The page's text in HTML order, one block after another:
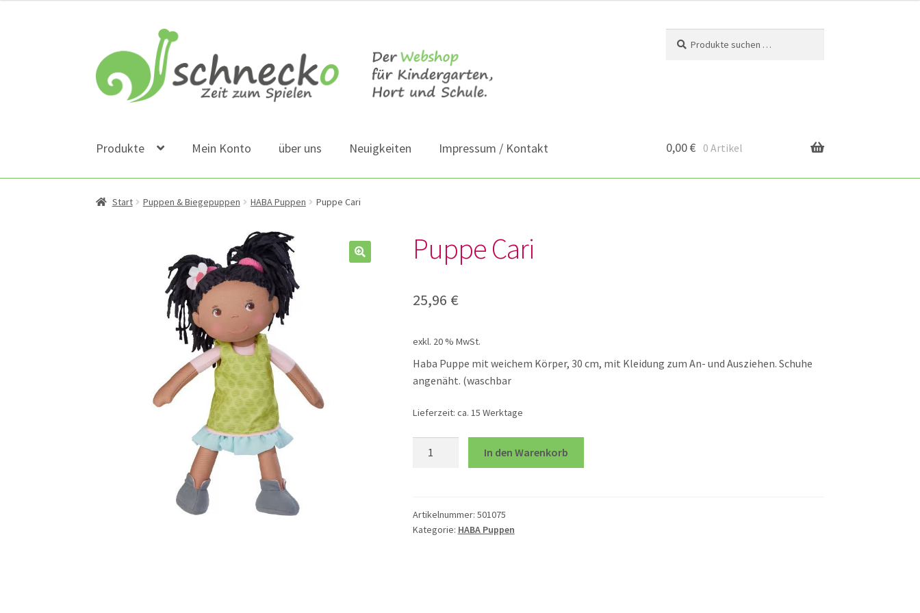
Navigation
springen
Inhalt
springen
nach:
Produkte Mein Konto über uns Neuigkeiten Impressum / Kontakt 0,00€ 0 Artikel
Start Puppen & Biegepuppen HABA Puppen Puppe Cari
Puppe Cari
25,96 €
exkl. 20 % MwSt.
Haba Puppe mit weichem Körper, 30 cm, mit Kleidung zum An- und Ausziehen. Schuhe
angenäht. (waschbar
Lieferzeit: ca. 15 Werktage
In den Warenkorb
Artikelnummer: 501075
Kategorie: HABA Puppen